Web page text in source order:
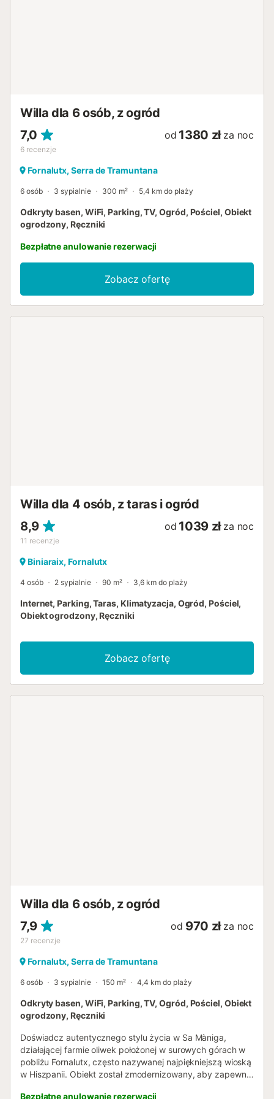
Willa dla 6 osób, z ogród
7,0
6 recenzje
od 1380 zł za noc
Fornalutx, Serra de Tramuntana
6 osób 3 sypialnie 300 m² 5,4 km do plaży
Odkryty basen, WiFi, Parking, TV, Ogród, Pościel, Obiekt
ogrodzony, Ręczniki
Bezpłatne anulowanie rezerwacji
Zobacz ofertę
Willa dla 4 osób, z taras i ogród
8,9
11 recenzje
od 1039 zł za noc
Biniaraix, Fornalutx
4 osób 2 sypialnie 90 m² 3,6 km do plaży
Internet, Parking, Taras, Klimatyzacja, Ogród, Pościel,
Obiekt ogrodzony, Ręczniki
Zobacz ofertę
Willa dla 6 osób, z ogród
7,9
27 recenzje
od 970 zł za noc
Fornalutx, Serra de Tramuntana
6 osób 3 sypialnie 150 m² 4,4 km do plaży
Odkryty basen, WiFi, Parking, TV, Ogród, Pościel, Obiekt
ogrodzony, Ręczniki
Doświadcz autentycznego stylu życia w Sa Màniga,
działającej farmie oliwek położonej w surowych górach w
pobliżu Fornalutx, często nazywanej najpiękniejszą wioską
w Hiszpanii. Obiekt został zmodernizowany, aby zapewnić
Bezpłatne anulowanie rezerwacji